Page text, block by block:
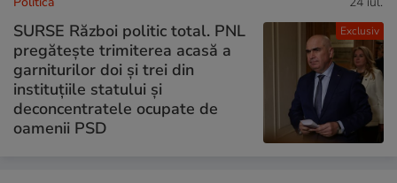
Exclusiv
SURSE Război politic total. PNL
pregătește trimiterea acasă a
garniturilor doi și trei din
instituțiile statului și
deconcentratele ocupate de
oamenii PSD